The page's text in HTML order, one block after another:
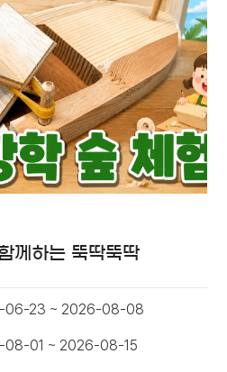
께하는 뚝딱뚝딱
06-23 ~ 2026-08-08
08-01 ~ 2026-08-15